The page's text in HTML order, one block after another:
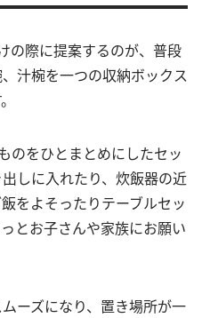
の際に提案するのが、普段
汁椀を一つの収納ボックス
のをひとまとめにしたセッ
しに入れたり、炊飯器の近
をよそったりテーブルセッ
とお子さんや家族にお願い
ーズになり、置き場所が一